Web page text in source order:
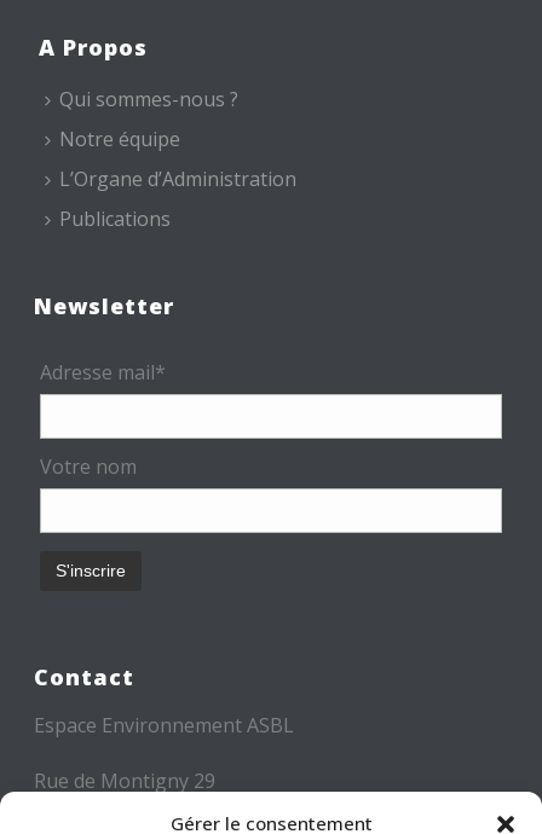
Gérer le consentement
A Propos
Qui sommes-nous ?
Notre équipe
L’Organe d’Administration
Publications
Newsletter
Adresse mail*
Votre nom
Contact
Espace Environnement ASBL
Rue de Montigny 29
6000 CHARLEROI